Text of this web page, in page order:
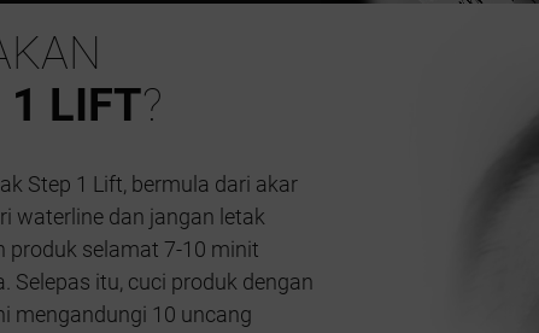
1 LIFT?
Step 1 Lift, bermula dari akar
waterline dan jangan letak
produk selamat 7-10 minit
Selepas itu, cuci produk dengan
mengandungi 10 uncang